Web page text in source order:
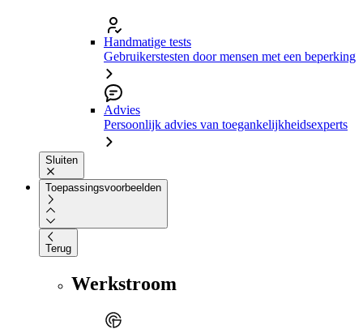
Handmatige tests
Gebruikerstesten door mensen met een beperking
Advies
Persoonlijk advies van toegankelijkheidsexperts
Sluiten
Toepassingsvoorbeelden
Terug
Werkstroom